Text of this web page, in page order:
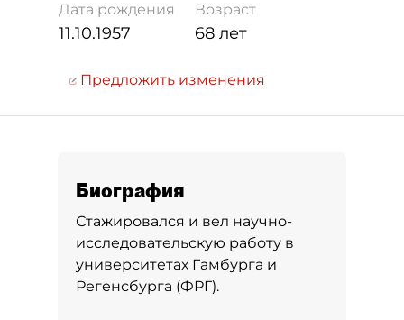
Дата рождения
11.10.1957
Возраст
68 лет
Предложить изменения
Биография
Стажировался и вел научно-
исследовательскую работу в
университетах Гамбурга и
Регенсбурга (ФРГ).